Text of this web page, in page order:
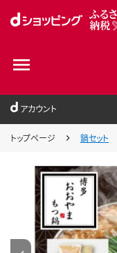
アカウント
トップページ 鍋セット